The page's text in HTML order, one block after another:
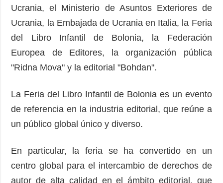
Ucrania, el Ministerio de Asuntos Exteriores de
Ucrania, la Embajada de Ucrania en Italia, la Feria
del Libro Infantil de Bolonia, la Federación
Europea de Editores, la organización pública
"Ridna Mova" y la editorial "Bohdan".
La Feria del Libro Infantil de Bolonia es un evento
de referencia en la industria editorial, que reúne a
un público global único y diverso.
En particular, la feria se ha convertido en un
centro global para el intercambio de derechos de
autor de alta calidad en el ámbito editorial, que